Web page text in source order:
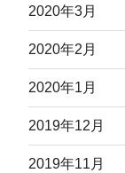
2020年3月
2020年2月
2020年1月
2019年12月
2019年11月